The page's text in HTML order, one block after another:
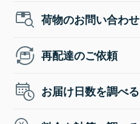
荷物のお問い合わせ
再配達のご依頼
お届け日数を調べる